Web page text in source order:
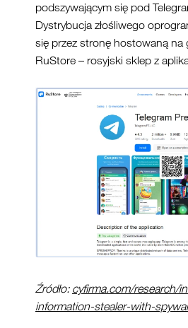
podszywającym się pod
Dystrybucja złośliwego
się przez stronę hostowaną na
RuStore – rosyjski sklep z
Źródło: cyfirma.com/research/
information-stealer-with-